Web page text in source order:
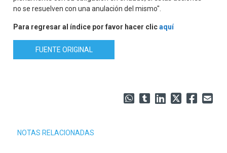
no se resuelven con una anulación del mismo".
Para regresar al índice por favor hacer clicaquí
FUENTE ORIGINAL
NOTAS RELACIONADAS